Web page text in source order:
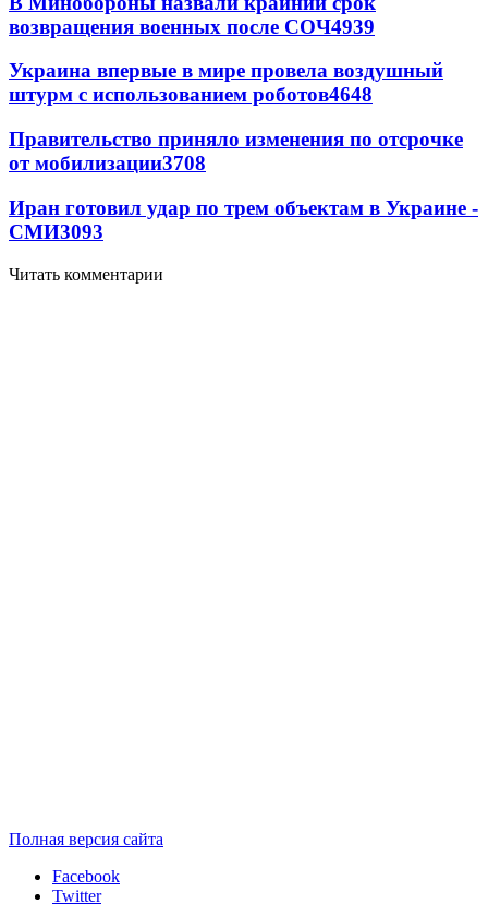
возвращения военных после СОЧ4939
Украина впервые в мире провела воздушный
штурм с использованием роботов4648
Правительство приняло изменения по отсрочке
от мобилизации3708
Иран готовил удар по трем объектам в Украине -
СМИ3093
Читать комментарии
Полная версия сайта
Facebook
Twitter